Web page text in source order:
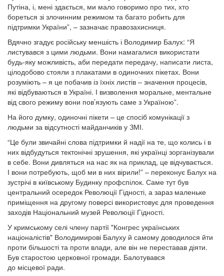
Путіна, і, мені здається, ми мало говоримо про тих, хто
бореться зі злочинним режимом та багато робить для
підтримки України”, – зазначає правозахисниця.
Вдячно згадує російську меншість і Володимир Балух: “Я
листувався з цими людьми. Вони намагалися використати
будь-яку можливість, аби передати передачу, написати листа,
цілодобово стояли з плакатами в одиночних пікетах. Вони
розуміють – я це побачив із їхніх листів – значення процесів,
які відбуваються в Україні. І визволення моральне, ментальне
від свого режиму вони пов’язують саме з Україною”.
На його думку, одиночні пікети – це спосіб комунікації з
людьми за відсутності майданчиків у ЗМІ.
“Це були звичайні слова підтримки й надії на те, що колись і в
них відбудуться тектонічні зрушення, які українці зорганізували
в себе. Вони дивляться на нас як на приклад, це відчувається.
І вони потребують, щоб ми в них вірили!” – переконує Балух на
зустрічі в київському Будинку профспілок. Саме тут був
центральний осередок Революції Гідності, а зараз маленьке
приміщення на другому поверсі використовує для проведення
заходів Національний музей Революції Гідності.
У кримському селі члену партії "Конгрес українських
націоналістів" Володимирові Балуху й самому доводилося йти
проти більшості та проти влади, але він не переставав діяти.
Був старостою церковної громади. Балотувався
до місцевої ради.